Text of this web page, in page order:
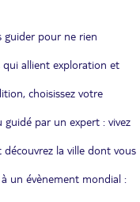
guider pour ne rien
qui allient exploration et
choisissez votre
par un expert : vivez
la ville dont vous
un évènement mondial :